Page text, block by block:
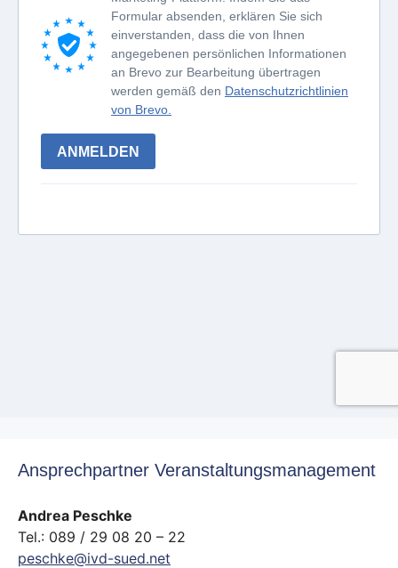
Ansprechpartner Veranstaltungsmanagement
Andrea Peschke
Tel.: 089 / 29 08 20 – 22
peschke@ivd-sued.net